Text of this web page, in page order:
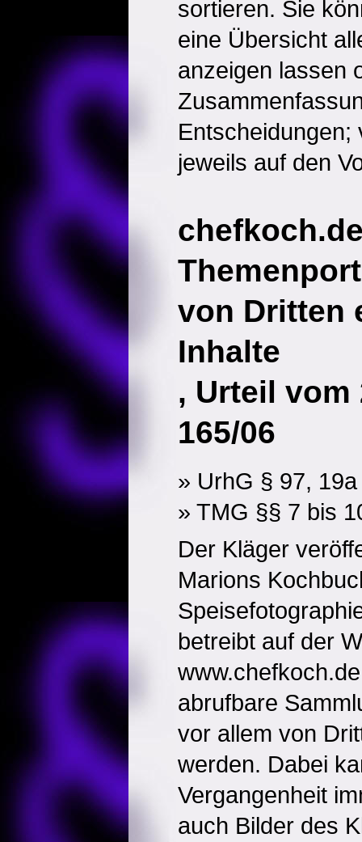
sortieren. Sie
eine Übersicht
anzeigen lassen
Entscheidungen;
jeweils auf den
von Dritten
Inhalte
, Urteil vom
165/06
» UrhG § 97, 19a
» TMG §§ 7 bis
Der Kläger
Marions
betreibt auf der
abrufbare
vor allem von
werden. Dabei
Vergangenheit
auch Bilder des